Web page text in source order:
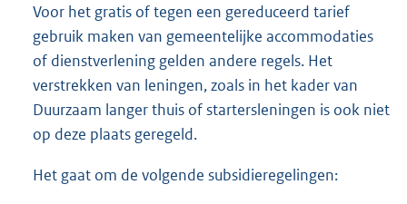
Voor het gratis of tegen een gereduceerd tarief
gebruik maken van gemeentelijke accommodaties
of dienstverlening gelden andere regels. Het
verstrekken van leningen, zoals in het kader van
Duurzaam langer thuis of startersleningen is ook niet
op deze plaats geregeld.
Het gaat om de volgende subsidieregelingen: